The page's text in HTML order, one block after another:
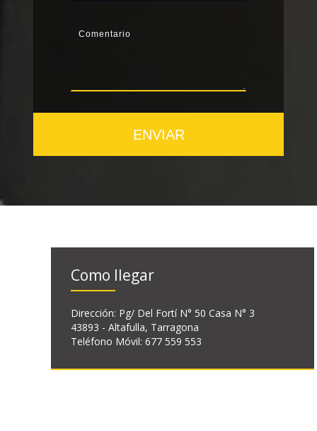
ENVIAR
Como llegar
Dirección: Pg/ Del Fortí N° 50 Casa N° 3
43893 - Altafulla, Tarragona
Teléfono Móvil: 677 559 553